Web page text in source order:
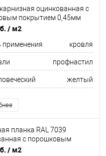
оцинкованная с
покрытием 0,45мм
/ м2
применения кровля
профнастил
желтый
планка RAL 7039
c порошковым
0,45мм
/ м2